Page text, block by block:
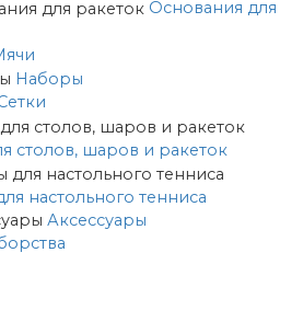
Основания для
Наборы
столов, шаров и ракеток
настольного тенниса
Аксессуары